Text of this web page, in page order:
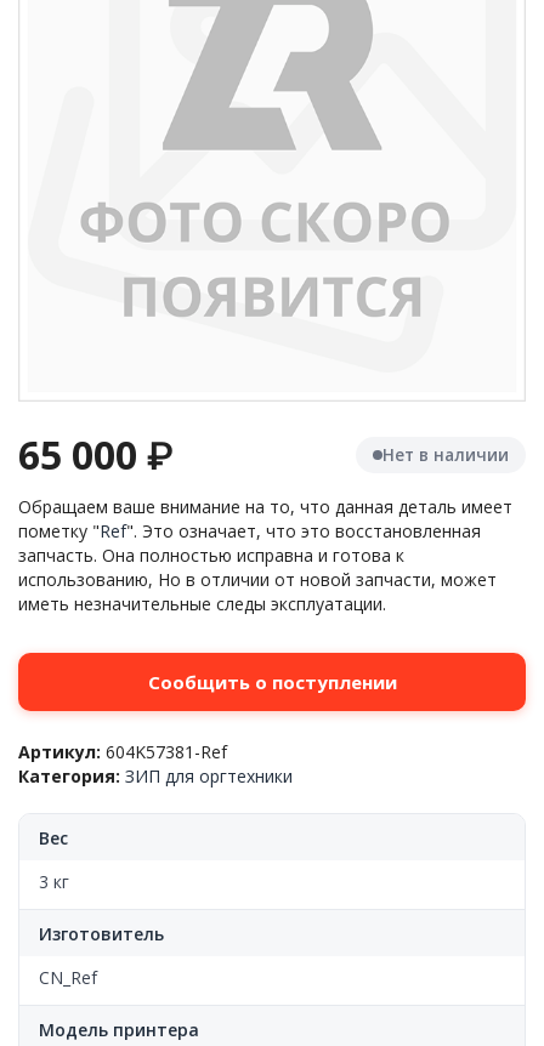
65 000 ₽
Обращаем ваше внимание на то, что данная деталь имеет
пометку "Ref". Это означает, что это восстановленная
запчасть. Она полностью исправна и готова к
использованию, Но в отличии от новой запчасти, может
иметь незначительные следы эксплуатации.
Нет в наличии
Сообщить о поступлении
Артикул: 604K57381-Ref
Категория: ЗИП для оргтехники
Вес
3 кг
Изготовитель
CN_Ref
Модель принтера